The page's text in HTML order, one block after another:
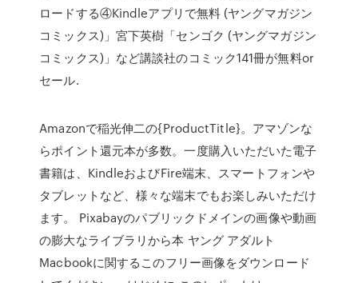
ロードする④Kindleアプリで無料 (ヤングマガジン
コミックス)」宮下英樹「センゴク (ヤングマガジン
コミックス)」など講談社のコミック141冊が無料or
セール.
Amazonで稲光伸二の{ProductTitle}。アマゾンな
らポイント還元本が多数。一度購入いただいた電子
書籍は、KindleおよびFire端末、スマートフォンや
タブレットなど、様々な端末でもお楽しみいただけ
ます。 Pixabayのパブリックドメインの画像や動画
の膨大なライブラリから本 ヤング アダルト
Macbookに関するこのフリー画像をダウンロード